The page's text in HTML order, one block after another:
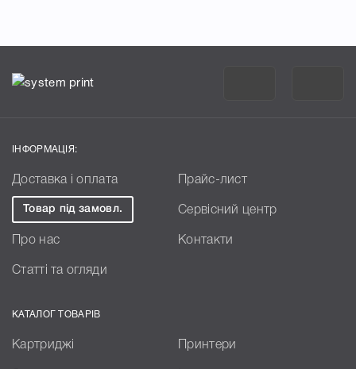
ІНФОРМАЦІЯ:
Доставка і оплата Прайс-лист
Товар під замовл. Сервісний центр
Про нас Контакти
Статті та огляди
КАТАЛОГ ТОВАРІВ
Картриджі Принтери